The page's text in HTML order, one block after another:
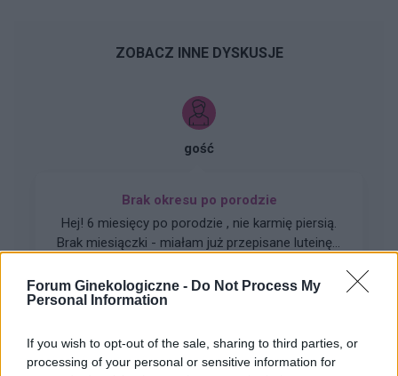
Forum Ginekologiczne - Do Not Process My
Personal Information
If you wish to opt-out of the sale, sharing to third parties, or
processing of your personal or sensitive information for
ZOBACZ INNE DYSKUSJE
gość
Brak okresu po porodzie
Hej! 6 miesięcy po porodzie , nie karmię piersią.
Brak miesiączki - miałam już przepisane luteinę l,
systen 50 i ponownie luteinę, które również
okresu nie wywołały. Plastry odklejały się.
wyszedł bardzo niski poziom estrogenow. Około
14. Co teraz?
Forum: Ginekologia - forum dla rodziny i
pacjentki